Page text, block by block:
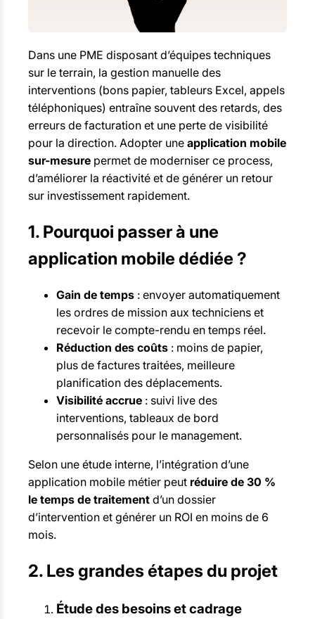
Dans une PME disposant d’équipes techniques
sur le terrain, la gestion manuelle des
interventions (bons papier, tableurs Excel, appels
téléphoniques) entraîne souvent des retards, des
erreurs de facturation et une perte de visibilité
pour la direction. Adopter une application mobile
sur-mesure permet de moderniser ce process,
d’améliorer la réactivité et de générer un retour
sur investissement rapidement.
1. Pourquoi passer à une
application mobile dédiée ?
Gain de temps : envoyer automatiquement
les ordres de mission aux techniciens et
recevoir le compte-rendu en temps réel.
Réduction des coûts : moins de papier,
plus de factures traitées, meilleure
planification des déplacements.
Visibilité accrue : suivi live des
interventions, tableaux de bord
personnalisés pour le management.
Selon une étude interne, l’intégration d’une
application mobile métier peut réduire de 30 %
le temps de traitement d’un dossier
d’intervention et générer un ROI en moins de 6
mois.
2. Les grandes étapes du projet
Étude des besoins et cadrage